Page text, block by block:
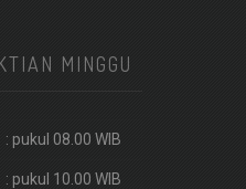
MINGGU
: pukul 08.00 WIB
: pukul 10.00 WIB